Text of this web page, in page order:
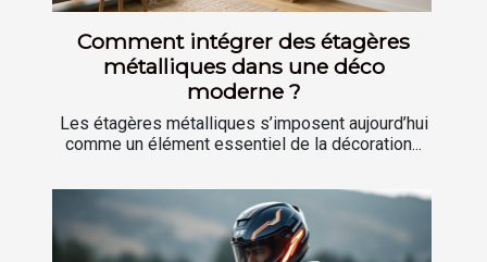
Comment intégrer des étagères
métalliques dans une déco
moderne ?
Les étagères métalliques s’imposent aujourd’hui
comme un élément essentiel de la décoration...